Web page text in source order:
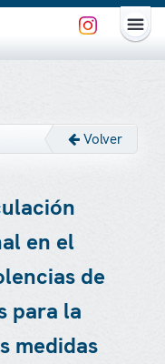
Volver
en el
de
para la
medidas